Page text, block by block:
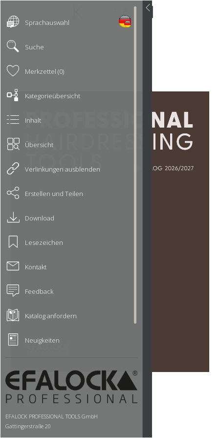
Sprachauswahl
Suche
Merkzettel (0)
Kategorieübersicht
Inhalt
Übersicht
Verlinkungen ausblenden
Erstellen und Teilen
Download
Lesezeichen
Kontakt
Feedback
Katalog anfordern
Neuigkeiten
EFALOCK PROFESSIONAL TOOLS GmbH
Gattingerstraße 20
97076 Würzburg